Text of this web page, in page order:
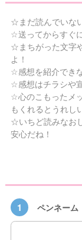
☆まだ読んでいな
☆送ってからすぐ
☆まちがった文字
よ！
☆感想を紹介でき
☆感想はチラシや
☆心のこもったメ
もくれるとうれし
☆いちど読みなお
安心だね！
1 ペンネーム